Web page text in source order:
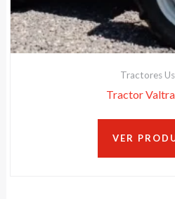
Tractores
Tractor
VER